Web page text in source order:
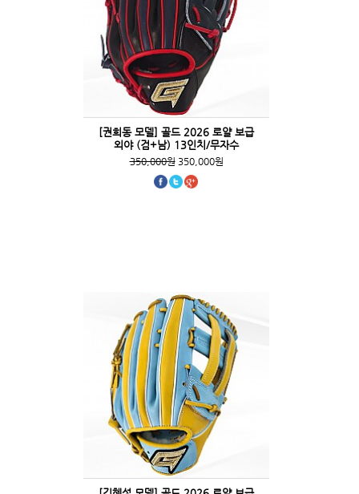
[권희동 모델] 골드 2026 로얄 보급
외야 (검+남) 13인치/무자수
350,000원350,000원